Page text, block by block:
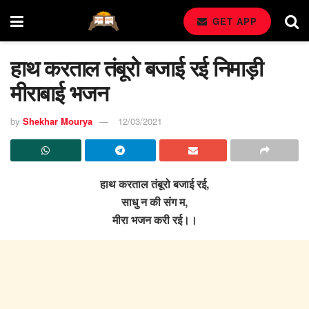
GET APP
हाथ करताल तंबूरो बजाई रई निमाड़ी
मीराबाई भजन
by Shekhar Mourya 12/03/2021
हाथ करताल तंबूरो बजाई रई,
साधु न की संग म,
मीरा भजन करी रई।।